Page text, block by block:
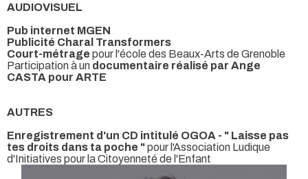
AUDIOVISUEL
Pub internet MGEN
Publicité Charal Transformers
Court-métrage pour l'école des Beaux-Arts de Grenoble
Participation à un documentaire réalisé par Ange
CASTA pour ARTE
AUTRES
Enregistrement d'un CD intitulé OGOA - " Laisse pas
tes droits dans ta poche "pour l'Association Ludique
d'Initiatives pour la Citoyenneté de l'Enfant